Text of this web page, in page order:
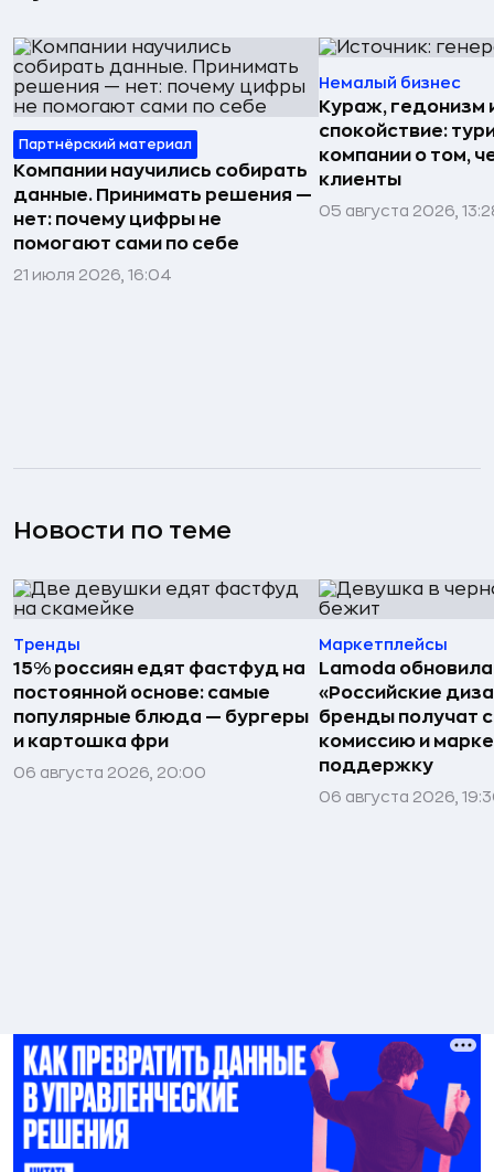
Партнёрский материал
Компании научились собирать
данные. Принимать решения —
нет: почему цифры не
помогают сами по себе
21 июля 2026, 16:04
Немалый бизнес
Кураж, гедонизм
спокойствие:
компании о том,
клиенты
05 августа 2026,
Новости по теме
Тренды
15% россиян едят фастфуд на
постоянной основе: самые
популярные блюда — бургеры
и картошка фри
06 августа 2026, 20:00
Маркетплейсы
Lamoda
«Российские
бренды получат
комиссию и
поддержку
06 августа 2026,